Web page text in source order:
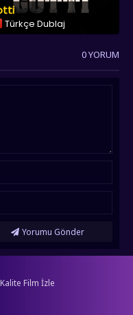
Türkçe Dublaj
0 YORUM
Yorumu Gönder
Film İzle